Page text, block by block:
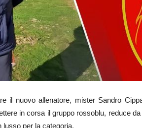
il nuovo allenatore, mister Sandro
in corsa il gruppo rossoblu, reduce
lusso per la categoria.